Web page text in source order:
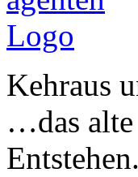
Kehraus
…das alte
Entstehen.